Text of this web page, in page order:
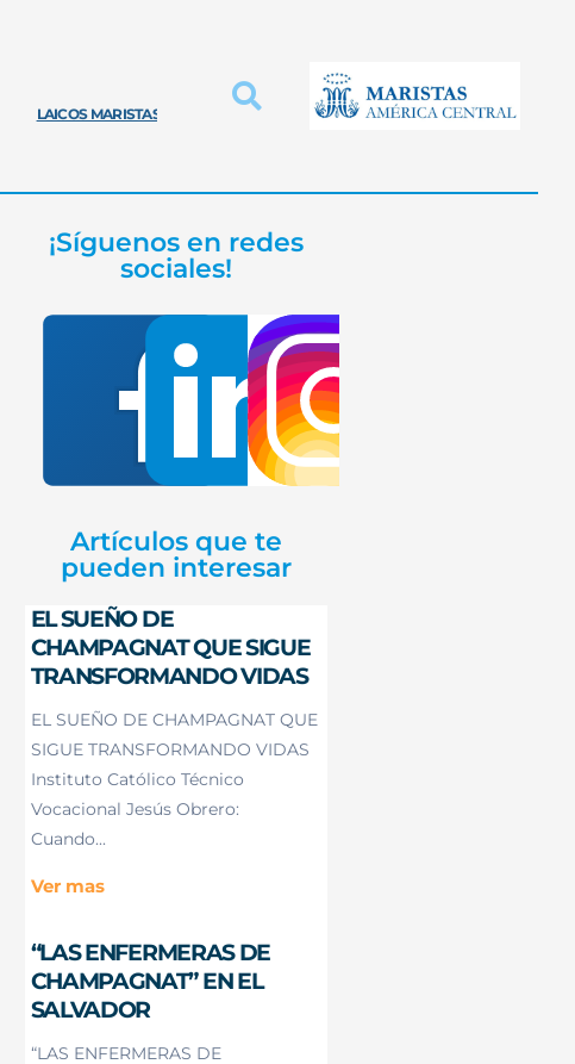
LAICOS MARISTAS INNOVACIÓN PROVINCIAL EDUCACIÓN MARISTA
¡Síguenos en redes
sociales!
Artículos que te
pueden interesar
EL SUEÑO DE
CHAMPAGNAT QUE SIGUE
TRANSFORMANDO VIDAS
EL SUEÑO DE CHAMPAGNAT QUE
SIGUE TRANSFORMANDO VIDAS
Instituto Católico Técnico
Vocacional Jesús Obrero:
Cuando...
Ver mas
“LAS ENFERMERAS DE
CHAMPAGNAT” EN EL
SALVADOR
“LAS ENFERMERAS DE